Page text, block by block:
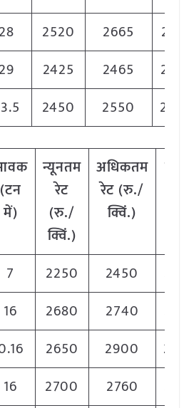
28 2520 2665
29 2425 2465
2450 2550
(टन
में)
न्यूनतम
रेट
(रु./
क्विं.)
अधिकतम
रेट (रु./
क्विं.)
7 2250 2450
16 2680 2740
2650 2900
16 2700 2760